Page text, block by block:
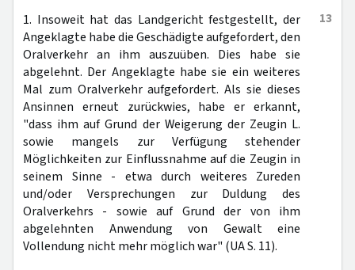
13
1. Insoweit hat das Landgericht festgestellt, der
Angeklagte habe die Geschädigte aufgefordert, den
Oralverkehr an ihm auszuüben. Dies habe sie
abgelehnt. Der Angeklagte habe sie ein weiteres
Mal zum Oralverkehr aufgefordert. Als sie dieses
Ansinnen erneut zurückwies, habe er erkannt,
"dass ihm auf Grund der Weigerung der Zeugin L.
sowie mangels zur Verfügung stehender
Möglichkeiten zur Einflussnahme auf die Zeugin in
seinem Sinne - etwa durch weiteres Zureden
und/oder Versprechungen zur Duldung des
Oralverkehrs - sowie auf Grund der von ihm
abgelehnten Anwendung von Gewalt eine
Vollendung nicht mehr möglich war" (UA S. 11).